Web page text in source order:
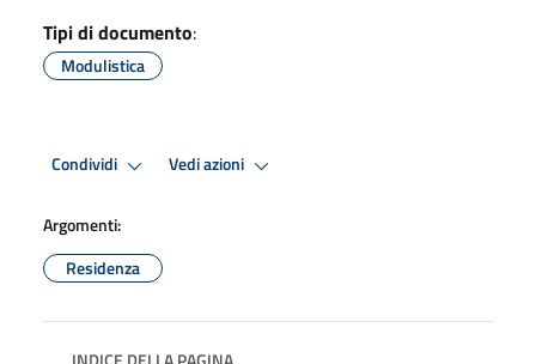
Tipi di documento:
Modulistica
Condividi Vedi azioni
Argomenti:
Residenza